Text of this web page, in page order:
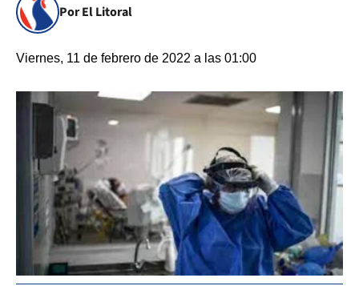
Por El Litoral
Viernes, 11 de febrero de 2022 a las 01:00